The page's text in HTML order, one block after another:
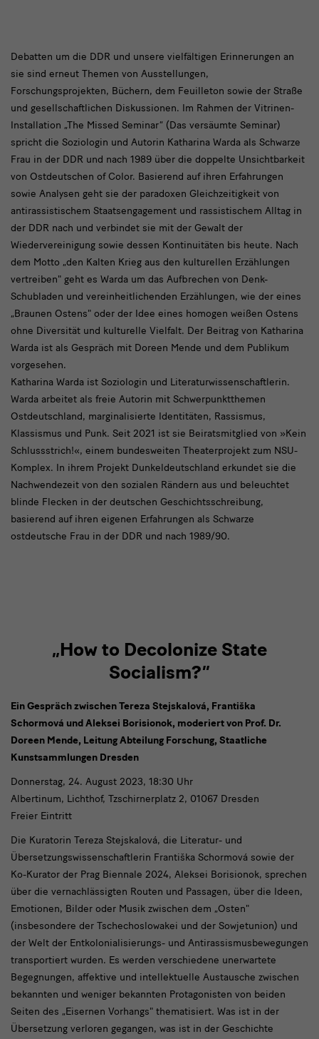
Whose
Legacies/
Wessen
Hinterlassenschaften?
Debatten um die DDR und unsere vielfältigen Erinnerungen an
sie sind erneut Themen von Ausstellungen,
Forschungsprojekten, Büchern, dem Feuilleton sowie der Straße
und gesellschaftlichen Diskussionen. Im Rahmen der Vitrinen-
Installation „The Missed Seminar” (Das versäumte Seminar)
spricht die Soziologin und Autorin Katharina Warda als Schwarze
Frau in der DDR und nach 1989 über die doppelte Unsichtbarkeit
von Ostdeutschen of Color. Basierend auf ihren Erfahrungen
sowie Analysen geht sie der paradoxen Gleichzeitigkeit von
antirassistischem Staatsengagement und rassistischem Alltag in
der DDR nach und verbindet sie mit der Gewalt der
Wiedervereinigung sowie dessen Kontinuitäten bis heute. Nach
dem Motto „den Kalten Krieg aus den kulturellen Erzählungen
vertreiben" geht es Warda um das Aufbrechen von Denk-
Schubladen und vereinheitlichenden Erzählungen, wie der eines
„Braunen Ostens" oder der Idee eines homogen weißen Ostens
ohne Diversität und kulturelle Vielfalt. Der Beitrag von Katharina
Warda ist als Gespräch mit Doreen Mende und dem Publikum
vorgesehen.
Katharina Warda ist Soziologin und Literaturwissenschaftlerin.
Warda arbeitet als freie Autorin mit Schwerpunktthemen
Ostdeutschland, marginalisierte Identitäten, Rassismus,
Klassismus und Punk. Seit 2021 ist sie Beiratsmitglied von »Kein
Schlussstrich!«, einem bundesweiten Theaterprojekt zum NSU-
Komplex. In ihrem Projekt Dunkeldeutschland erkundet sie die
Nachwendezeit von den sozialen Rändern aus und beleuchtet
blinde Flecken in der deutschen Geschichtsschreibung,
basierend auf ihren eigenen Erfahrungen als Schwarze
ostdeutsche Frau in der DDR und nach 1989/90.
„How to Decolonize State
Socialism?”
Ein Gespräch zwischen Tereza Stejskalová, Františka
Schormová und Aleksei Borisionok, moderiert von Prof. Dr.
Doreen Mende, Leitung Abteilung Forschung, Staatliche
Kunstsammlungen Dresden
Donnerstag, 24. August 2023, 18:30 Uhr
Albertinum, Lichthof, Tzschirnerplatz 2, 01067 Dresden
Freier Eintritt
Die Kuratorin Tereza Stejskalová, die Literatur- und
Übersetzungswissenschaftlerin Františka Schormová sowie der
Ko-Kurator der Prag Biennale 2024, Aleksei Borisionok, sprechen
über die vernachlässigten Routen und Passagen, über die Ideen,
Emotionen, Bilder oder Musik zwischen dem „Osten"
(insbesondere der Tschechoslowakei und der Sowjetunion) und
der Welt der Entkolonialisierungs- und Antirassismusbewegungen
transportiert wurden. Es werden verschiedene unerwartete
Begegnungen, affektive und intellektuelle Austausche zwischen
bekannten und weniger bekannten Protagonisten von beiden
Seiten des „Eisernen Vorhangs" thematisiert. Was ist in der
Übersetzung verloren gegangen, was ist in der Geschichte